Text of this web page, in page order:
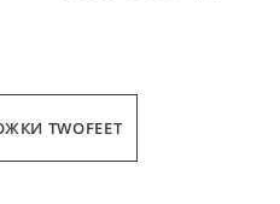
TWOFEET